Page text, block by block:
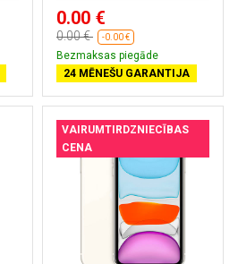
0.00 €
0.00 € -0.00 €
Bezmaksas piegāde
24 MĒNEŠU GARANTIJA
VAIRUMTIRDZNIECĪBAS
CENA